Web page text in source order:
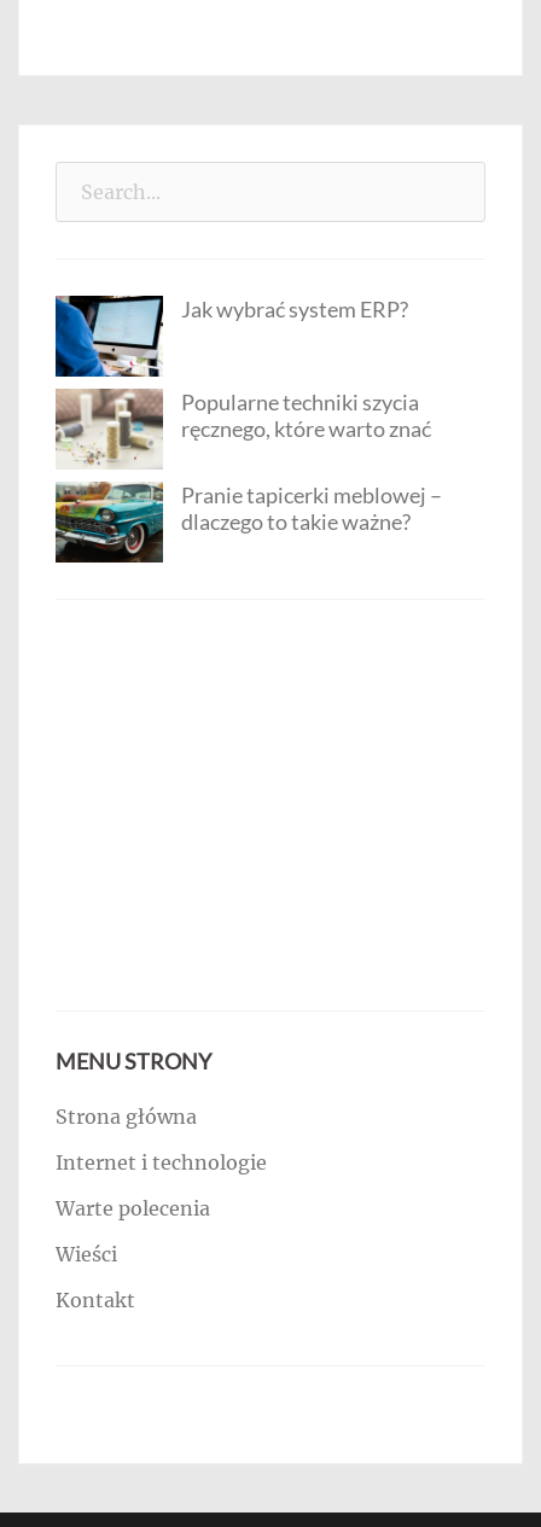
Jak wybrać system ERP?
Popularne techniki szycia
ręcznego, które warto znać
Pranie tapicerki meblowej –
dlaczego to takie ważne?
MENU STRONY
Strona główna
Internet i technologie
Warte polecenia
Wieści
Kontakt